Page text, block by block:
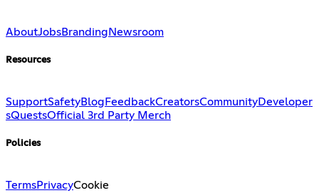
AboutJobsBranding Newsroom
Resources
SupportSafetyBlog FeedbackCreatorsCommunityDeveloper
sQuestsOfficial 3rd Party Merch
Policies
TermsPrivacyCookie